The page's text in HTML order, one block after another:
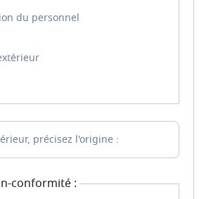
du personnel
précisez l'origine :
conformité :